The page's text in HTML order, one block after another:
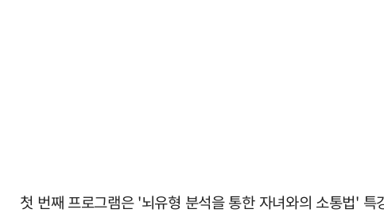
첫 번째 프로그램은 '뇌유형 분석을 통한 자녀와의 소통법'